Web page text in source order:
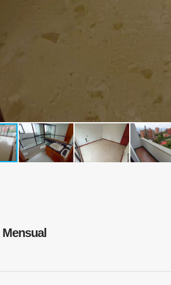
Mensual